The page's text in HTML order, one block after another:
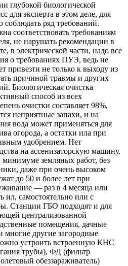
глубокой биологической
для эксперта в этом деле, для
соблюдать ряд требований.
соответствовать требованиям
не нарушать рекомендации в
в электрической части, надо все
о требованиях ПУЭ, ведь не
привезти не только к выходу из
причиной травмы и других
Биологическая очистка
способ из всех
очистки составляет 98%,
неприятные запахи, и на
вода может применяться для
огорода, а остатки ила при
удобрением. Нет
на ассенизаторскую машину.
земляных работ, без
даже при очень высоком
до 50 и более лет при
— раз в 4 месяца или
ил, самостоятельно или с
Станции ГБО подходят и для
централизованной
помещения, дачные
многие другие загородные
устроить встроенную КНС
трубы), ФД (фильтр
обеззараживатель)